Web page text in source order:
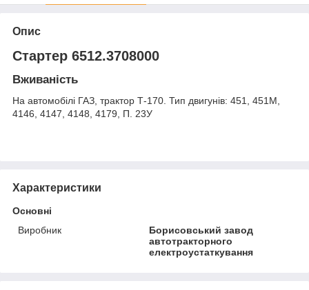
Опис
Стартер 6512.3708000
Вживаність
На автомобілі ГАЗ, трактор Т-170. Тип двигунів: 451, 451М,
4146, 4147, 4148, 4179, П. 23У
Характеристики
Основні
Виробник
Борисовський завод
автотракторного
електроустаткування